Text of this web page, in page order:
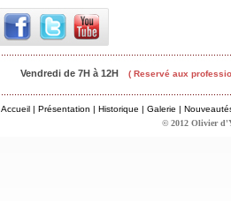
Vendredi de 7H à 12H ( Reservé aux
Accueil | Présentation | Historique | Galerie |
© 2012 Olivier